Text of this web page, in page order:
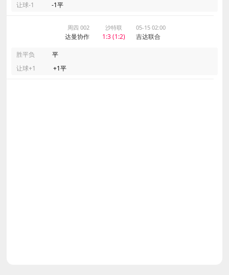
让球-1
-1平
周四 002
达曼协作
沙特联
1:3 (1:2)
05-15 02:00
吉达联合
胜平负
平
让球+1
+1平